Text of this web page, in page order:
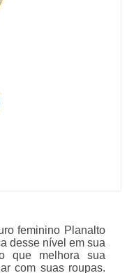
feminino Planalto
desse nível em sua
que melhora sua
com suas roupas.